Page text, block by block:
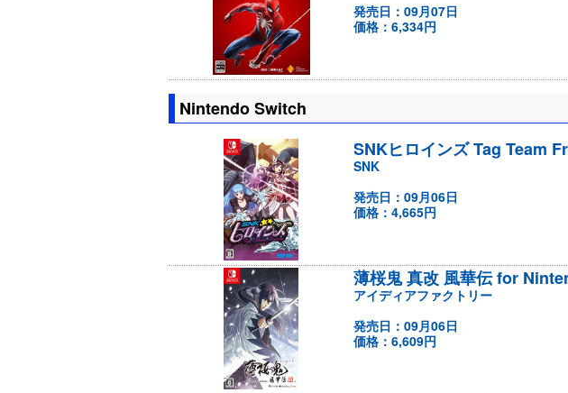
発売日：09月07日
価格：6,334円
Nintendo Switch
SNKヒロインズ Tag Team
SNK
発売日：09月06日
価格：4,665円
薄桜鬼 真改 風華伝 for
アイディアファクトリー
発売日：09月06日
価格：6,609円